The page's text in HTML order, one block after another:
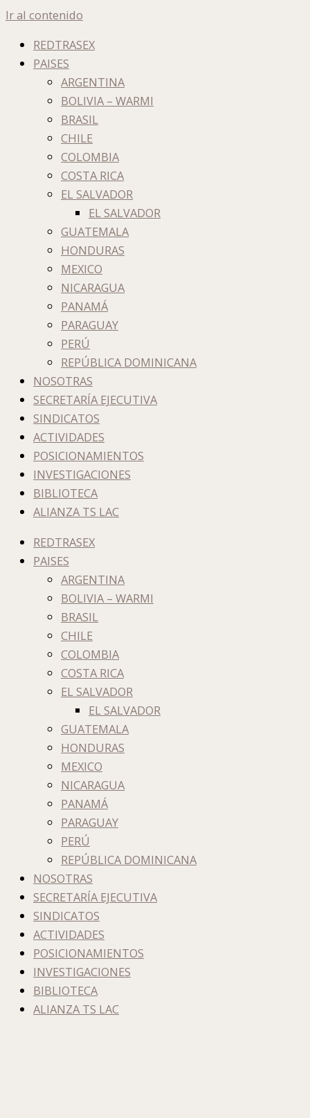
Ir al contenido
REDTRASEX
PAISES
ARGENTINA
BOLIVIA – WARMI
BRASIL
CHILE
COLOMBIA
COSTA RICA
EL SALVADOR
EL SALVADOR
GUATEMALA
HONDURAS
MEXICO
NICARAGUA
PANAMÁ
PARAGUAY
PERÚ
REPÚBLICA DOMINICANA
NOSOTRAS
SECRETARÍA EJECUTIVA
SINDICATOS
ACTIVIDADES
POSICIONAMIENTOS
INVESTIGACIONES
BIBLIOTECA
ALIANZA TS LAC
REDTRASEX
PAISES
ARGENTINA
BOLIVIA – WARMI
BRASIL
CHILE
COLOMBIA
COSTA RICA
EL SALVADOR
EL SALVADOR
GUATEMALA
HONDURAS
MEXICO
NICARAGUA
PANAMÁ
PARAGUAY
PERÚ
REPÚBLICA DOMINICANA
NOSOTRAS
SECRETARÍA EJECUTIVA
SINDICATOS
ACTIVIDADES
POSICIONAMIENTOS
INVESTIGACIONES
BIBLIOTECA
ALIANZA TS LAC